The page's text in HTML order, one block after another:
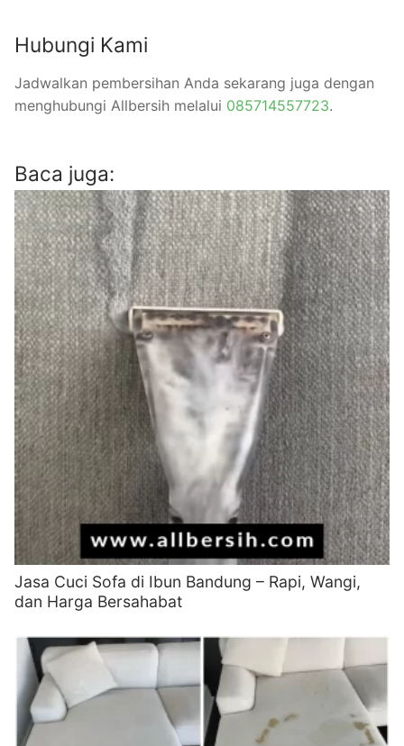
Hubungi Kami
Jadwalkan pembersihan Anda sekarang juga dengan
menghubungi Allbersih melalui 085714557723.
Baca juga:
Jasa Cuci Sofa di Ibun Bandung – Rapi, Wangi,
dan Harga Bersahabat